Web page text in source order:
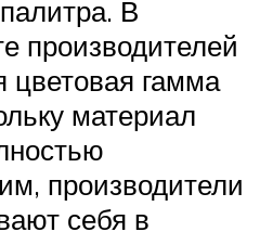
В
производителей
гамма
материал
производители
себя в